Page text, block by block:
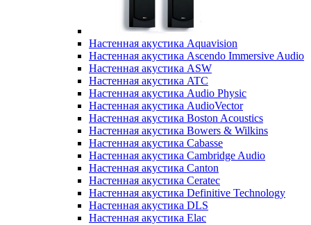
Настенная акустика Aquavision
Настенная акустика Ascendo Immersive Audio
Настенная акустика ASW
Настенная акустика ATC
Настенная акустика Audio Physic
Настенная акустика AudioVector
Настенная акустика Boston Acoustics
Настенная акустика Bowers & Wilkins
Настенная акустика Cabasse
Настенная акустика Cambridge Audio
Настенная акустика Canton
Настенная акустика Ceratec
Настенная акустика Definitive Technology
Настенная акустика DLS
Настенная акустика Elac